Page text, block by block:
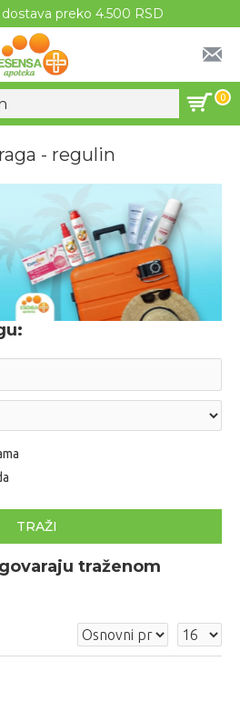
preko 4.500 RSD
0
- regulin
TRAŽI
traženom